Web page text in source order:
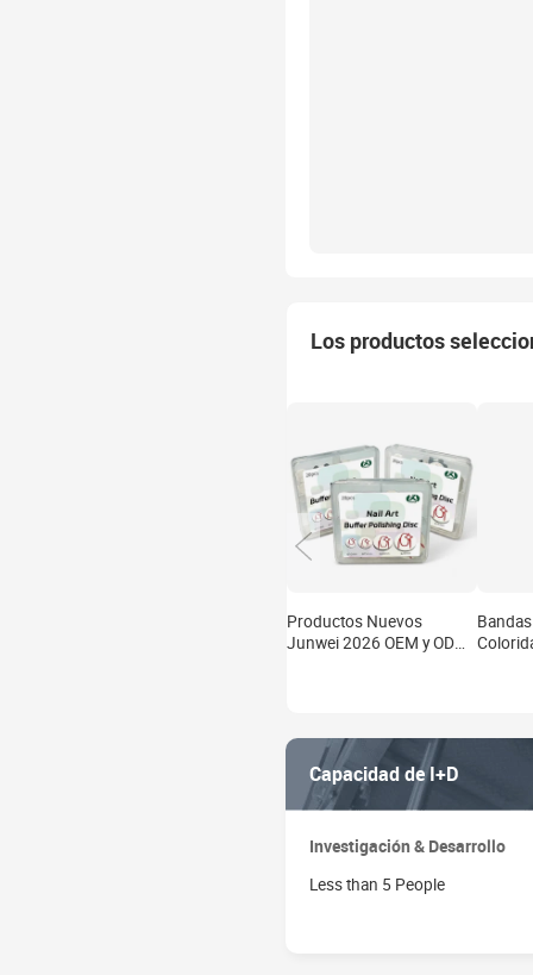
Los productos
Productos Nuevos
Junwei 2026 OEM y ODM
Capacidad de I+D
Investigación & Desarrollo
Less than 5 People